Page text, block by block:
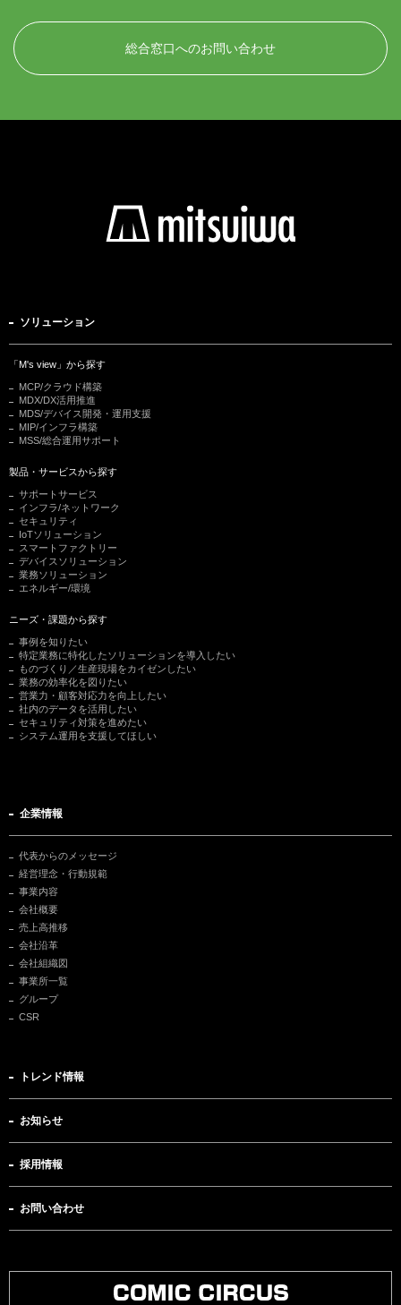
総合窓口へのお問い合わせ
ソリューション
「M's view」から探す
MCP/クラウド構築
MDX/DX活用推進
MDS/デバイス開発・運用支援
MIP/インフラ構築
MSS/総合運用サポート
製品・サービスから探す
サポートサービス
インフラ/ネットワーク
セキュリティ
IoTソリューション
スマートファクトリー
デバイスソリューション
業務ソリューション
エネルギー/環境
ニーズ・課題から探す
事例を知りたい
特定業務に特化したソリューションを導入したい
ものづくり／生産現場をカイゼンしたい
業務の効率化を図りたい
営業力・顧客対応力を向上したい
社内のデータを活用したい
セキュリティ対策を進めたい
システム運用を支援してほしい
企業情報
代表からのメッセージ
経営理念・行動規範
事業内容
会社概要
売上高推移
会社沿革
会社組織図
事業所一覧
グループ
CSR
トレンド情報
お知らせ
採用情報
お問い合わせ